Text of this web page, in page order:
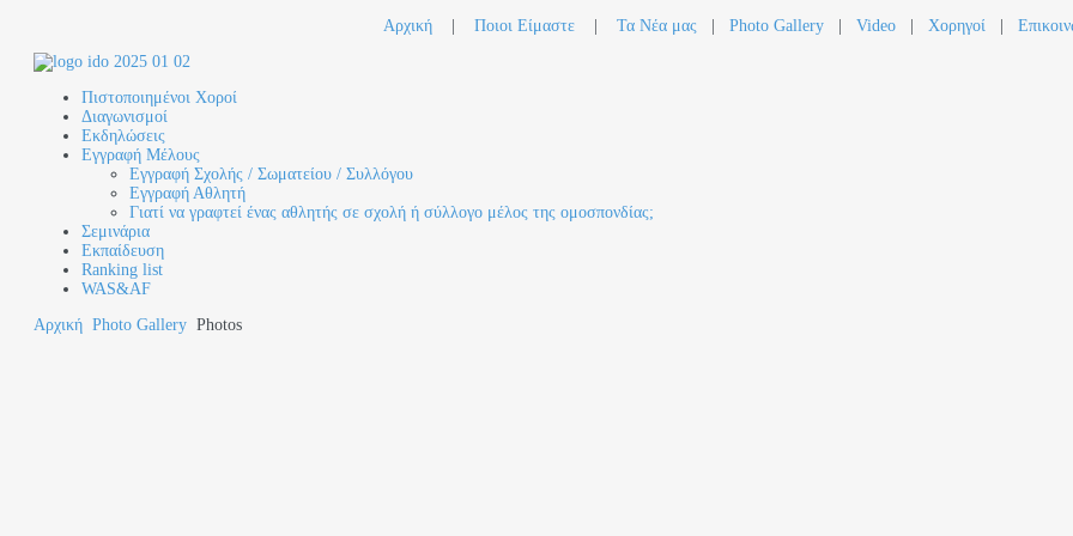
Αρχική Ποιοι Είμαστε Τα Νέα μας Photo Gallery Video Χορηγοί
Πιστοποιημένοι Χοροί
Διαγωνισμοί
Εκδηλώσεις
Εγγραφή Μέλους
Εγγραφή Σχολής / Σωματείου / Συλλόγου
Εγγραφή Αθλητή
Γιατί να γραφτεί ένας αθλητής σε σχολή ή σύλλογο μέλος της ομοσπονδίας;
Σεμινάρια
Εκπαίδευση
Ranking list
WAS&AF
Αρχική Photo Gallery Photos